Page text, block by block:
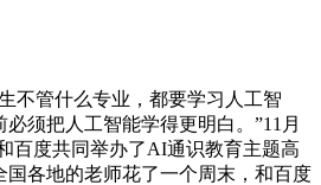
管什么专业，都要学习人工智
须把人工智能学得更明白。”11月
百度共同举办了AI通识教育主题高
国各地的老师花了一个周末，和百度